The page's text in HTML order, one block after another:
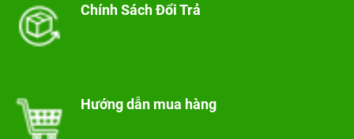
Chính Sách Đổi Trả
Hướng dẫn mua hàng